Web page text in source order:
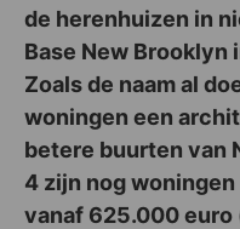
de herenhuizen in
Base New Brooklyn
Zoals de naam al
woningen een
betere buurten van
4 zijn nog
vanaf 625.000 euro